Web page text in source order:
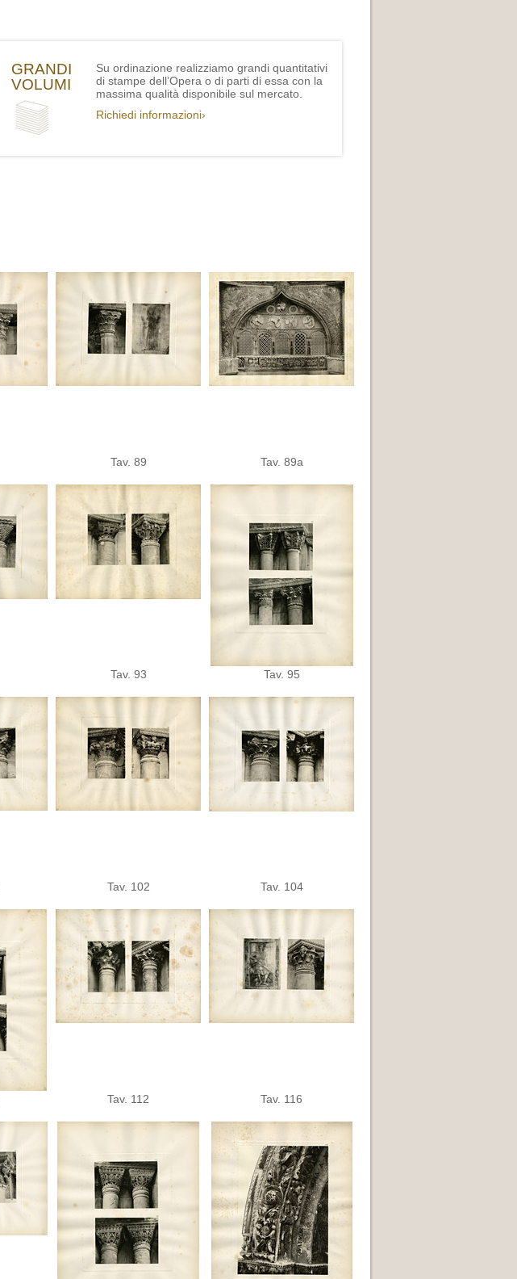
GRANDI
VOLUMI
Su ordinazione realizziamo grandi quantitativi
di stampe dell’Opera o di parti di essa con la
massima qualità disponibile sul mercato.
Richiedi informazioni›
Tav. 89 Tav. 89a
Tav. 93 Tav. 95
Tav. 102 Tav. 104
Tav. 112 Tav. 116